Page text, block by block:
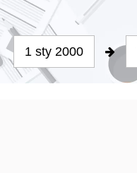
1 sty 2000